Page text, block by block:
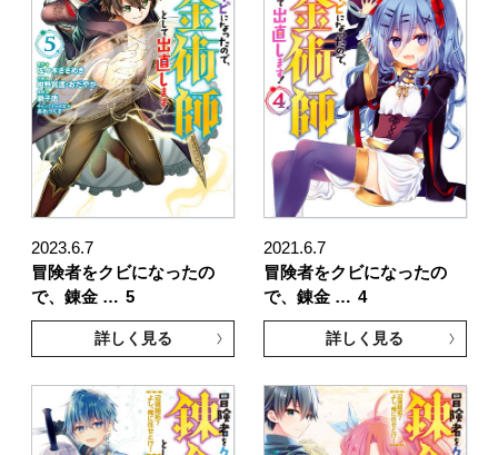
2023.6.7
冒険者をクビになったの
で、錬金 … 5
詳しく見る
2021.6.7
冒険者をクビになったの
で、錬金 … 4
詳しく見る